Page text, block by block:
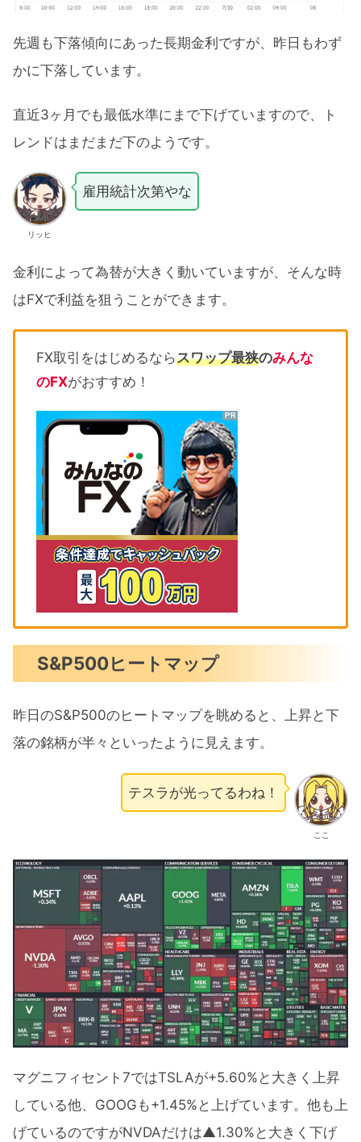
先週も下落傾向にあった長期金利ですが、昨日もわず
かに下落しています。
直近3ヶ月でも最低水準にまで下げていますので、ト
レンドはまだまだ下のようです。
リッヒ
雇用統計次第やな
金利によって為替が大きく動いていますが、そんな時
はFXで利益を狙うことができます。
FX取引をはじめるならスワップ最狭のみんな
のFXがおすすめ！
S&P500ヒートマップ
昨日のS&P500のヒートマップを眺めると、上昇と下
落の銘柄が半々といったように見えます。
ここ
テスラが光ってるわね！
マグニフィセント7ではTSLAが+5.60%と大きく上昇
している他、GOOGも+1.45%と上げています。他も上
げているのですがNVDAだけは▲1.30%と大きく下げ